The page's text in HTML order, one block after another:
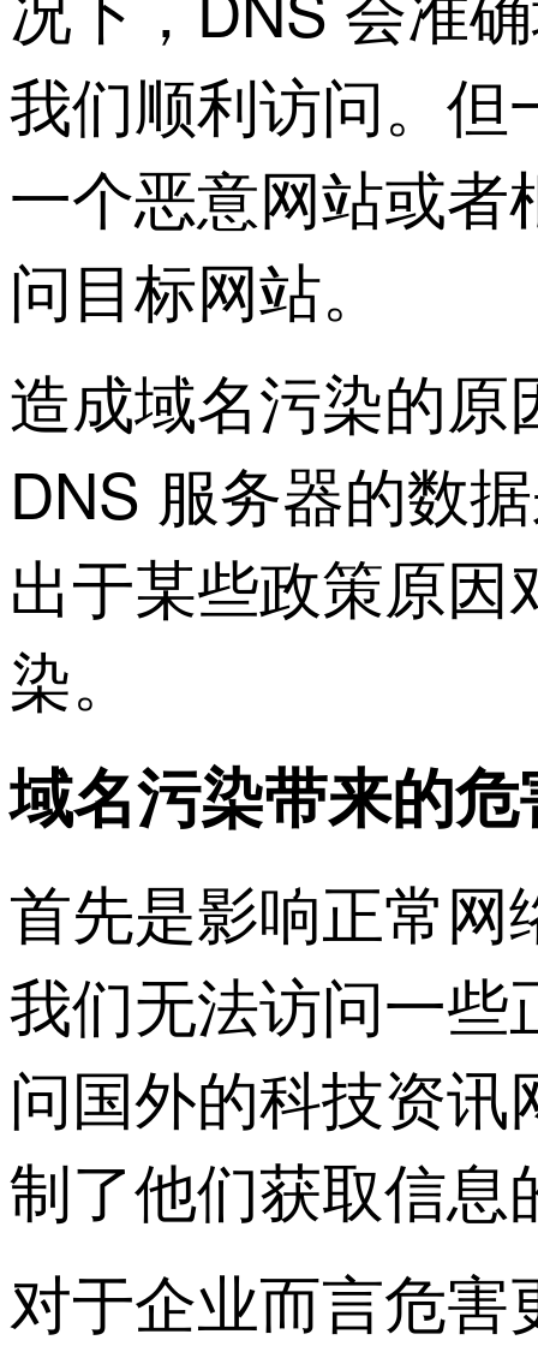
我们顺利访问。但
一个恶意网站或
问目标网站。
造成域名污染的
DNS 服务器的数
出于某些政策原
染。
域名污染带来的危
首先是影响正常
我们无法访问一
问国外的科技资
制了他们获取信息
对于企业而言危